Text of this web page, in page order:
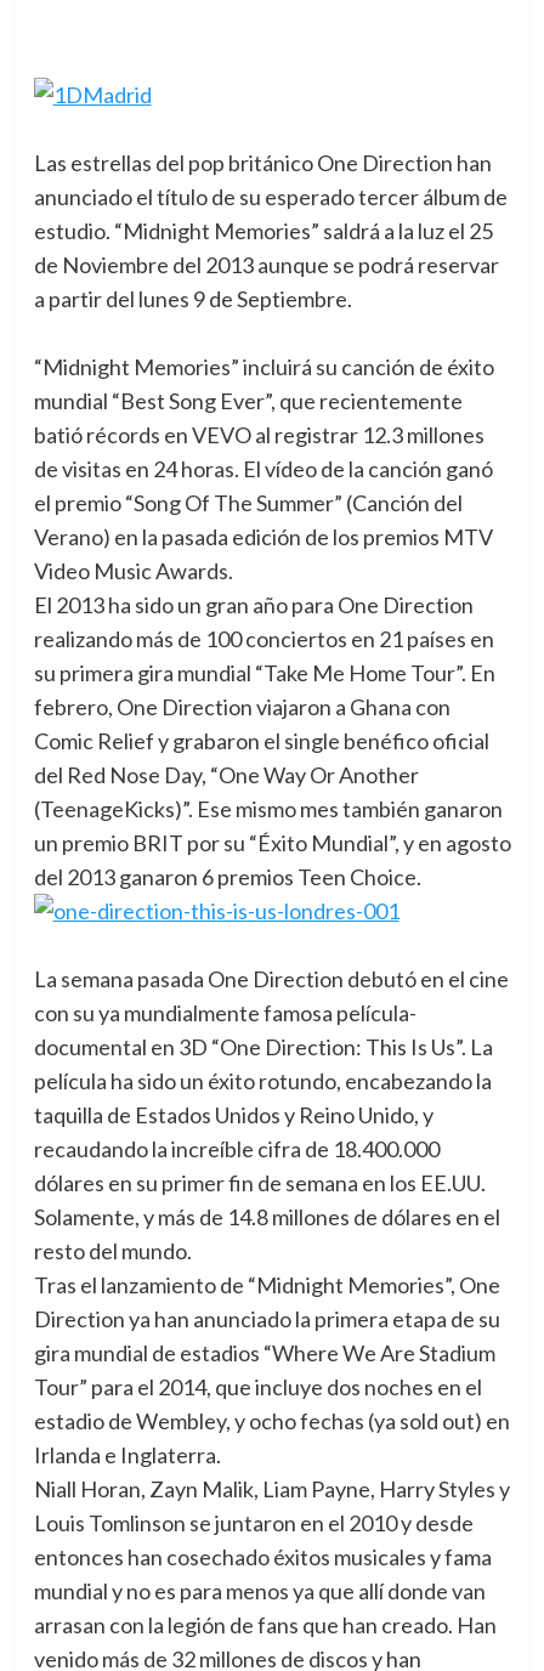
Las estrellas del pop británico One Direction han
anunciado el título de su esperado tercer álbum de
estudio. “Midnight Memories” saldrá a la luz el 25
de Noviembre del 2013 aunque se podrá reservar
a partir del lunes 9 de Septiembre.
“Midnight Memories” incluirá su canción de éxito
mundial “Best Song Ever”, que recientemente
batió récords en VEVO al registrar 12.3 millones
de visitas en 24 horas. El vídeo de la canción ganó
el premio “Song Of The Summer” (Canción del
Verano) en la pasada edición de los premios MTV
Video Music Awards.
El 2013 ha sido un gran año para One Direction
realizando más de 100 conciertos en 21 países en
su primera gira mundial “Take Me Home Tour”. En
febrero, One Direction viajaron a Ghana con
Comic Relief y grabaron el single benéfico oficial
del Red Nose Day, “One Way Or Another
(TeenageKicks)”. Ese mismo mes también ganaron
un premio BRIT por su “Éxito Mundial”, y en agosto
del 2013 ganaron 6 premios Teen Choice.
La semana pasada One Direction debutó en el cine
con su ya mundialmente famosa película-
documental en 3D “One Direction: This Is Us”. La
película ha sido un éxito rotundo, encabezando la
taquilla de Estados Unidos y Reino Unido, y
recaudando la increíble cifra de 18.400.000
dólares en su primer fin de semana en los EE.UU.
Solamente, y más de 14.8 millones de dólares en el
resto del mundo.
Tras el lanzamiento de “Midnight Memories”, One
Direction ya han anunciado la primera etapa de su
gira mundial de estadios “Where We Are Stadium
Tour” para el 2014, que incluye dos noches en el
estadio de Wembley, y ocho fechas (ya sold out) en
Irlanda e Inglaterra.
Niall Horan, Zayn Malik, Liam Payne, Harry Styles y
Louis Tomlinson se juntaron en el 2010 y desde
entonces han cosechado éxitos musicales y fama
mundial y no es para menos ya que allí donde van
arrasan con la legión de fans que han creado. Han
venido más de 32 millones de discos y han